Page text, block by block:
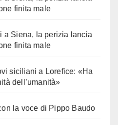
finita male
a Siena, la perizia lancia
finita male
siciliani a Lorefice: «Ha
dell’umanità»
la voce di Pippo Baudo